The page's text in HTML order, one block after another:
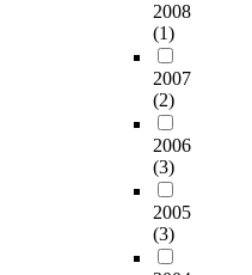
2008
(1)
2007
(2)
2006
(3)
2005
(3)